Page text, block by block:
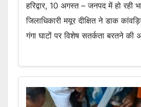
हरिद्वार, 10 अगस्त – जनपद में हो रही
जिलाधिकारी मयूर दीक्षित ने डाक
गंगा घाटों पर विशेष सतर्कता बरतने की